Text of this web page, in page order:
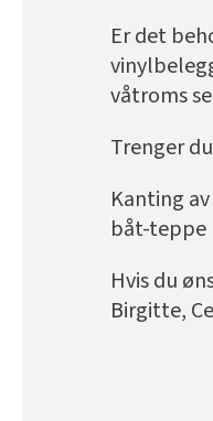
Er det
våtroms
Trenger
Kanting
båt-teppe
Hvis du
Birgitte,